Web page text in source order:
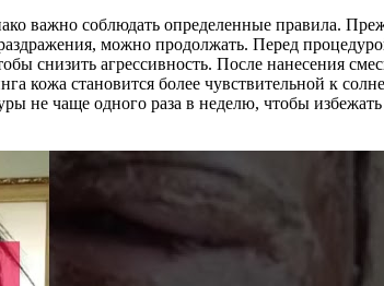
важно соблюдать определенные правила.
можно продолжать. Перед
снизить агрессивность. После нанесения
кожа становится более чувствительной к
не чаще одного раза в неделю, чтобы